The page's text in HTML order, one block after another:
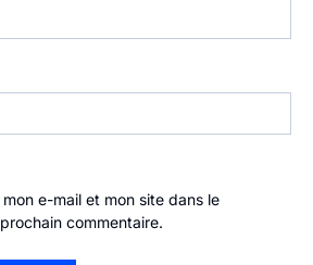
e-mail et mon site dans le
commentaire.